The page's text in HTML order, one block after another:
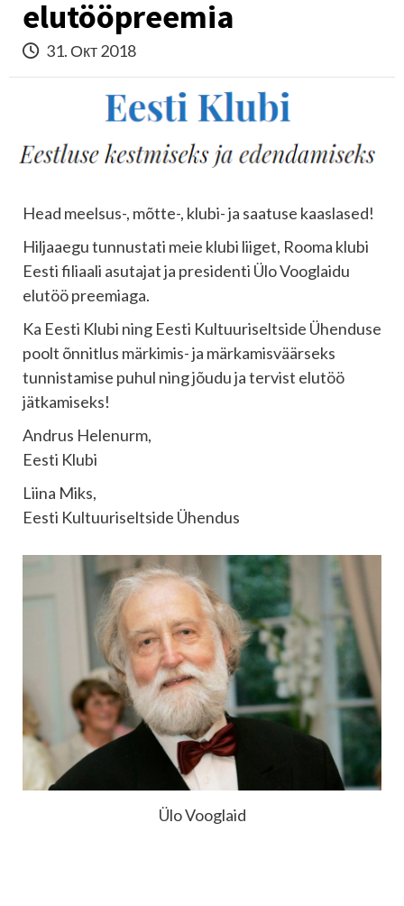
elutööpreemia
31. Окт 2018
Head meelsus-, mõtte-, klubi- ja saatuse kaaslased!
Hiljaaegu tunnustati meie klubi liiget, Rooma klubi
Eesti filiaali asutajat ja presidenti Ülo Vooglaidu
elutöö preemiaga.
Ka Eesti Klubi ning Eesti Kultuuriseltside Ühenduse
poolt õnnitlus märkimis- ja märkamisväärseks
tunnistamise puhul ning jõudu ja tervist elutöö
jätkamiseks!
Andrus Helenurm,
Eesti Klubi
Liina Miks,
Eesti Kultuuriseltside Ühendus
Ülo Vooglaid